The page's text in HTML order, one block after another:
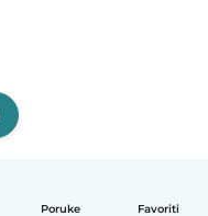
Poruke Favoriti